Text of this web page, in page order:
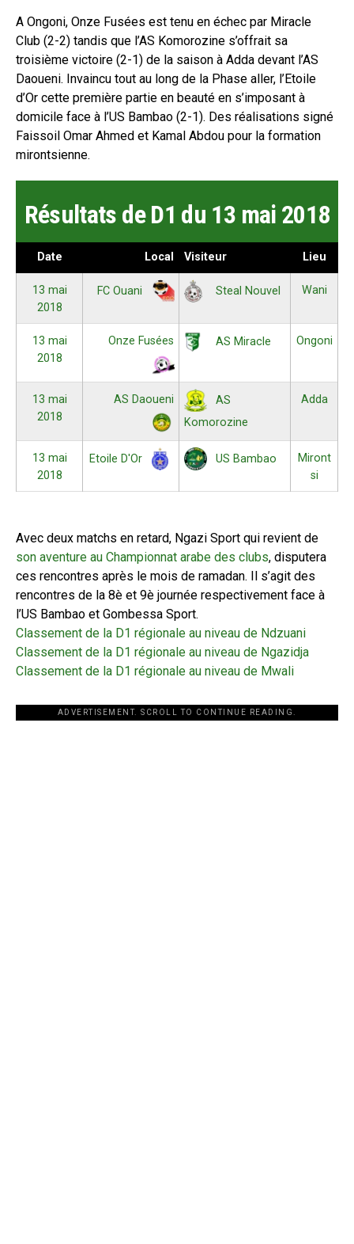
A Ongoni, Onze Fusées est tenu en échec par Miracle
Club (2-2) tandis que l’AS Komorozine s’offrait sa
troisième victoire (2-1) de la saison à Adda devant l’AS
Daoueni. Invaincu tout au long de la Phase aller, l’Etoile
d’Or cette première partie en beauté en s’imposant à
domicile face à l’US Bambao (2-1). Des réalisations signé
Faissoil Omar Ahmed et Kamal Abdou pour la formation
mirontsienne.
Résultats de D1 du 13 mai 2018
Date Local Visiteur Lieu
13 mai
2018
FC Ouani Steal Nouvel Wani
13 mai
2018
Onze Fusées AS Miracle Ongoni
13 mai
2018
AS Daoueni
AS
Komorozine
Adda
13 mai
2018
Etoile D'Or US Bambao
Miront
si
Avec deux matchs en retard, Ngazi Sport qui revient de
son aventure au Championnat arabe des clubs, disputera
ces rencontres après le mois de ramadan. Il s’agit des
rencontres de la 8è et 9è journée respectivement face à
l’US Bambao et Gombessa Sport.
Classement de la D1 régionale au niveau de Ndzuani
Classement de la D1 régionale au niveau de Ngazidja
Classement de la D1 régionale au niveau de Mwali
ADVERTISEMENT. SCROLL TO CONTINUE READING.